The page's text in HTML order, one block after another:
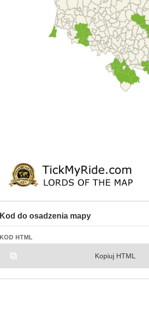
Kod do osadzenia mapy
KOD HTML
Kopiuj HTML